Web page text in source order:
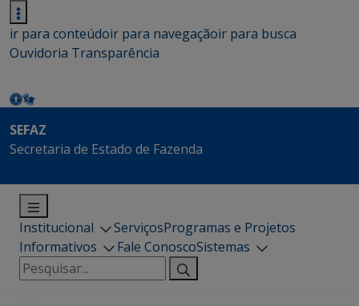
ir para conteúdoir para navegaçãoir para busca
Ouvidoria Transparência
SEFAZ
Secretaria de Estado de Fazenda
Institucional ServiçosProgramas e Projetos
Informativos
Fale ConoscoSistemas
Pesquisar
por: